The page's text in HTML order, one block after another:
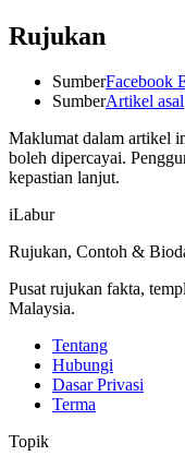
Rujukan
SumberFacebook
SumberArtikel asal
Maklumat dalam artikel
boleh dipercayai.
kepastian lanjut.
iLabur
Rujukan, Contoh &
Pusat rujukan fakta,
Malaysia.
Tentang
Hubungi
Dasar Privasi
Terma
Topik